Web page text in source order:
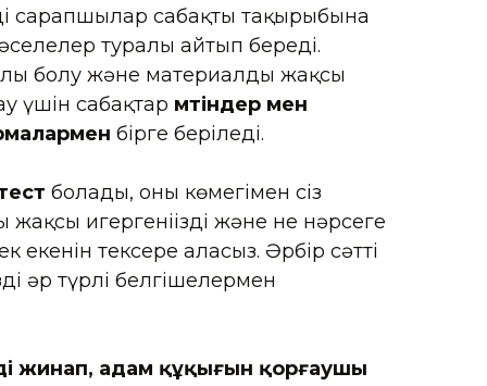
сарапшылар сабақтың тақырыбына
туралы айтып береді.
болу және материалды жақсы
үшін сабақтар мәтіндер мен
бірге беріледі.
болады, оның көмегімен сіз
игергеніңізді және не нәрсеге
екенін тексере аласыз. Әрбір сәтті
әр түрлі белгішелермен
жинап, адам құқығын қорғаушы